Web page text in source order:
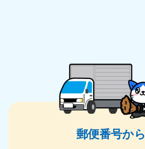
郵便番号から